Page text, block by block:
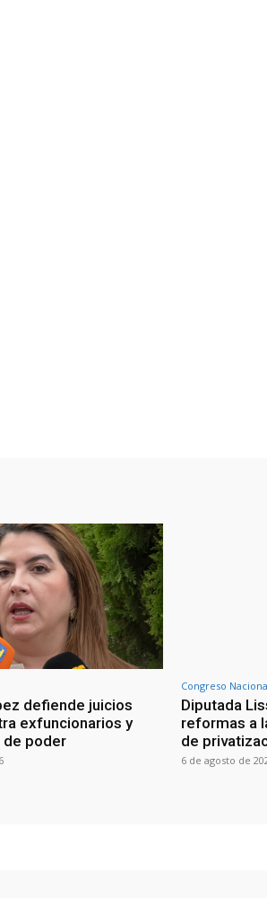
defiende juicios
exfuncionarios y
de poder
Congreso
Diputada
reformas a
de
6 de agosto de